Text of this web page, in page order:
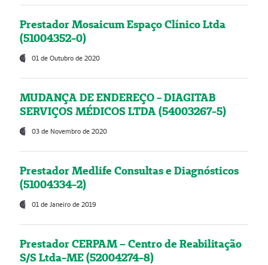
Prestador Mosaicum Espaço Clínico Ltda
(51004352-0)
01 de Outubro de 2020
MUDANÇA DE ENDEREÇO - DIAGITAB
SERVIÇOS MÉDICOS LTDA (54003267-5)
03 de Novembro de 2020
Prestador Medlife Consultas e Diagnósticos
(51004334-2)
01 de Janeiro de 2019
Prestador CERPAM – Centro de Reabilitação
S/S Ltda-ME (52004274-8)